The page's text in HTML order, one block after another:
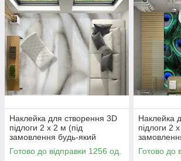
Наклейка для створення 3D
підлоги 2 х 2 м (під
замовлення будь-який
розмір) із захисною
ламінацією (БП-pol_mx035)
Готово до відправки 1256 од.
Наклейка
підлоги 2
розмір) із
Готово до